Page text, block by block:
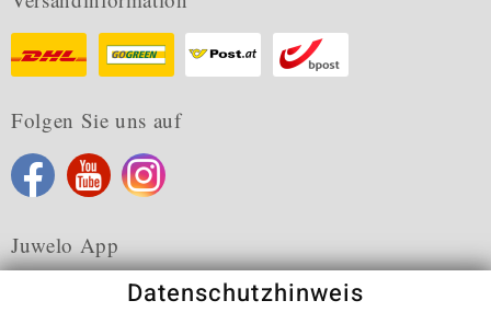
Folgen Sie uns auf
Juwelo App
Datenschutzhinweis